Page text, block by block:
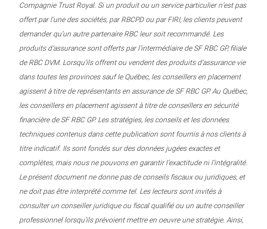
Compagnie Trust Royal. Si un produit ou un service particulier n’est pas
offert par l’une des sociétés, par RBCPD ou par FIRI, les clients peuvent
demander qu’un autre partenaire RBC leur soit recommandé. Les
produits d’assurance sont offerts par l’intermédiaire de SF RBC GP, filiale
de RBC DVM. Lorsqu’ils offrent ou vendent des produits d’assurance vie
dans toutes les provinces sauf le Québec, les conseillers en placement
agissent à titre de représentants en assurance de SF RBC GP. Au Québec,
les conseillers en placement agissent à titre de conseillers en sécurité
financière de SF RBC GP. Les stratégies, les conseils et les données
techniques contenus dans cette publication sont fournis à nos clients à
titre indicatif. Ils sont fondés sur des données jugées exactes et
complètes, mais nous ne pouvons en garantir l’exactitude ni l’intégralité.
Le présent document ne donne pas de conseils fiscaux ou juridiques, et
ne doit pas être interprété comme tel. Les lecteurs sont invités à
consulter un conseiller juridique ou fiscal qualifié ou un autre conseiller
professionnel lorsqu’ils prévoient mettre en oeuvre une stratégie. Ainsi,